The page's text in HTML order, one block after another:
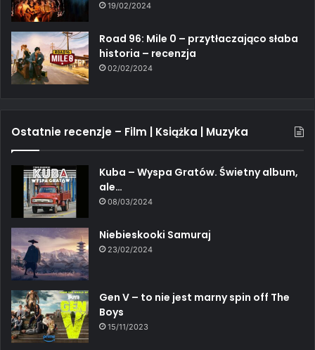
19/02/2024
Road 96: Mile 0 – przytłaczająco słaba
historia – recenzja
02/02/2024
Ostatnie recenzje – Film | Książka | Muzyka
Kuba – Wyspa Gratów. Świetny album,
ale…
08/03/2024
Niebieskooki Samuraj
23/02/2024
Gen V – to nie jest marny spin off The
Boys
15/11/2023